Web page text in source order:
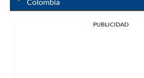
PUBLICIDAD